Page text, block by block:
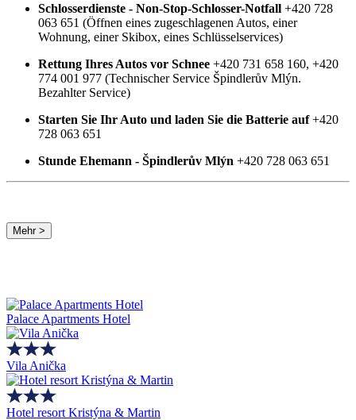
Schlosserdienste - Non-Stop-Schlosser-Notfall +420 728
063 651 (Öffnen eines zugeschlagenen Autos, einer
Wohnung, einer Skibox, eines Schlüsselservices)
Rettung Ihres Autos vor Schnee +420 731 658 160, +420
774 001 977 (Technischer Service Špindlerův Mlýn.
Bezahlter Service)
Starten Sie Ihr Auto und laden Sie die Batterie auf+420
728 063 651
Stunde Ehemann - Špindlerův Mlýn +420 728 063 651
Mehr >
Palace Apartments Hotel
Vila Anička
Hotel resort Kristýna & Martin